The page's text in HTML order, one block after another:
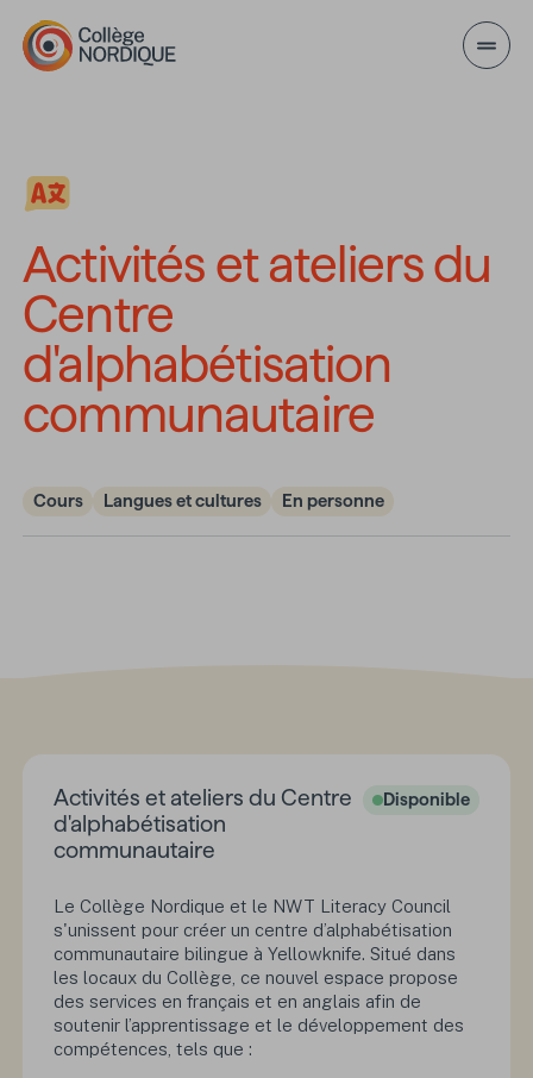
Aller au contenu principal
Activités et ateliers du
Activités et ateliers du
Centre
d'alphabétisation
communautaire
Cours Langues et cultures En personne
Activités et ateliers du Centre
d'alphabétisation
communautaire
Disponible
Le Collège Nordique et le NWT Literacy Council
s'unissent pour créer un centre d’alphabétisation
communautaire bilingue à Yellowknife. Situé dans
les locaux du Collège, ce nouvel espace propose
des services en français et en anglais afin de
soutenir l’apprentissage et le développement des
compétences, tels que :